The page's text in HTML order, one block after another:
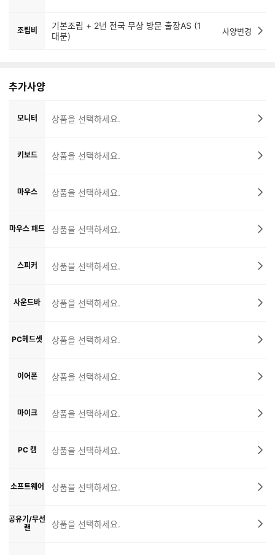
조립비
기본조립 + 2년 전국 무상 방문 출장AS (1
대분)
사양변경
추가사양
모니터 상품을 선택하세요.
키보드 상품을 선택하세요.
마우스 상품을 선택하세요.
마우스 패드 상품을 선택하세요.
스피커 상품을 선택하세요.
사운드바 상품을 선택하세요.
PC헤드셋 상품을 선택하세요.
이어폰 상품을 선택하세요.
마이크 상품을 선택하세요.
PC 캠 상품을 선택하세요.
소프트웨어 상품을 선택하세요.
공유기/무선
랜
상품을 선택하세요.